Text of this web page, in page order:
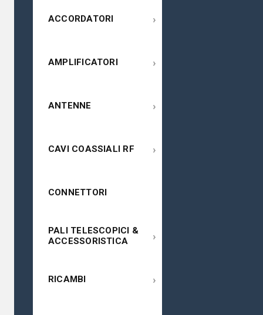
ACCORDATORI ›
AMPLIFICATORI ›
ANTENNE ›
CAVI COASSIALI RF ›
CONNETTORI
PALI TELESCOPICI &
ACCESSORISTICA
›
RICAMBI ›